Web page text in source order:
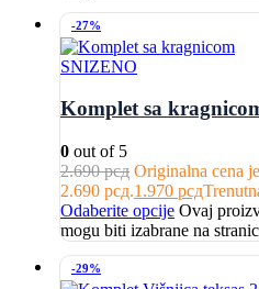
-27%
SNIZENO
Komplet sa
0 out of 5
2.690рсд Originalna cena
2.690 рсд.1.970 рсд
Odaberite opcije Ovaj
mogu biti izabrane na
-29%